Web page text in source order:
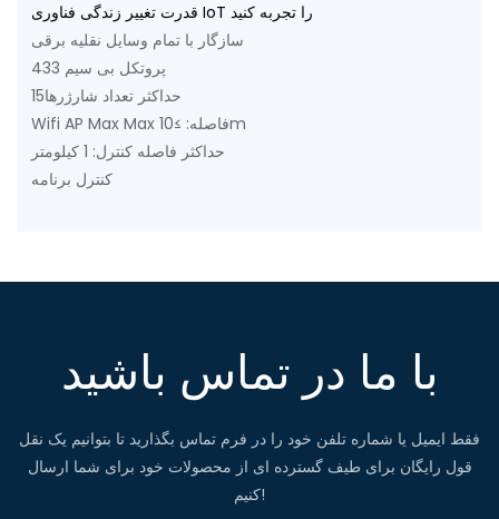
قدرت تغییر زندگی فناوری IoT را تجربه کنید
سازگار با تمام وسایل نقلیه برقی
433 پروتکل بی سیم
حداکثر تعداد شارژرها15
Wifi AP Max Max فاصله: ≤10m
حداکثر فاصله کنترل: 1 کیلومتر
کنترل برنامه
با ما در تماس باشید
فقط ایمیل یا شماره تلفن خود را در فرم تماس بگذارید تا بتوانیم یک نقل
قول رایگان برای طیف گسترده ای از محصولات خود برای شما ارسال
کنیم!